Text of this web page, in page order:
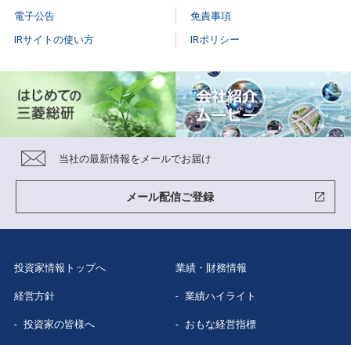
電子公告
免責事項
IRサイトの使い方
IRポリシー
メール配信ご登録
当社の最新情報をメールでお届け
投資家情報トップへ
経営方針
投資家の皆様へ
業績・財務情報
業績ハイライト
おもな経営指標